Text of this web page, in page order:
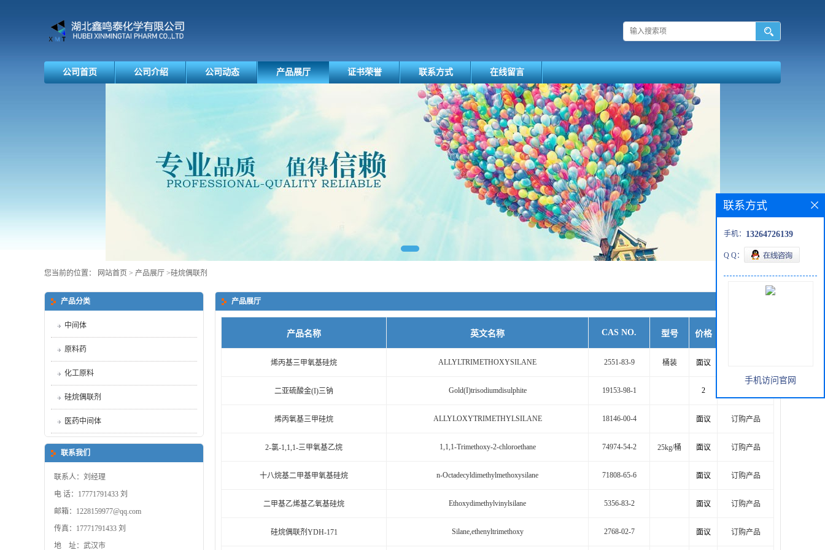
公司首页 公司介绍 公司动态 产品展厅 证书荣誉 联系方式 在线留言
您当前的位置： 网站首页 > 产品展厅 >硅烷偶联剂
产品分类
中间体
原料药
化工原料
硅烷偶联剂
医药中间体
联系我们
联系人：刘经理
电 话：17771791433 刘
邮箱：1228159977@qq.com
传真：17771791433 刘
地 址：武汉市
产品展厅
产品名称 英文名称 CAS NO. 型号 价格
烯丙基三甲氧基硅烷 ALLYLTRIMETHOXYSILANE 2551-83-9 桶装 面议
二亚硫酸金(I)三钠 Gold(I)trisodiumdisulphite 19153-98-1 2
烯丙氧基三甲硅烷 ALLYLOXYTRIMETHYLSILANE 18146-00-4 面议 订购产品
2-氯-1,1,1-三甲氧基乙烷 1,1,1-Trimethoxy-2-chloroethane 74974-54-2 25kg/桶 面议 订购产品
十八烷基二甲基甲氧基硅烷 n-Octadecyldimethylmethoxysilane 71808-65-6 面议 订购产品
二甲基乙烯基乙氧基硅烷 Ethoxydimethylvinylsilane 5356-83-2 面议 订购产品
硅烷偶联剂YDH-171 Silane,ethenyltrimethoxy 2768-02-7 面议 订购产品
联系方式
手机： 13264726139
Q Q：
手机访问官网